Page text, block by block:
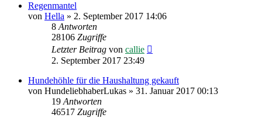
Regenmantel
von Hella » 2. September 2017 14:06
8 Antworten
28106 Zugriffe
Letzter Beitrag von callie
2. September 2017 23:49
Hundehöhle für die Haushaltung gekauft
von HundeliebhaberLukas » 31. Januar 2017 00:13
19 Antworten
46517 Zugriffe